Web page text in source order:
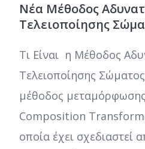
Νέα Μέθοδος
Τελειοποίησης
Τι Είναι η Μέθοδος
Τελειοποίησης
μέθοδος
Composition
οποία έχει σχεδιαστεί